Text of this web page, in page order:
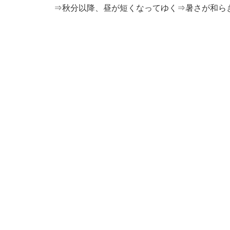
⇒秋分以降、昼が短くなってゆく⇒暑さが和ら